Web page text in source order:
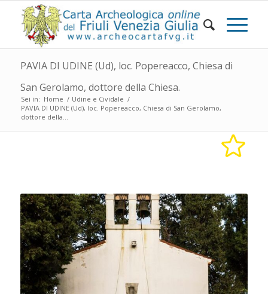
PAVIA DI UDINE (Ud), loc. Popereacco, Chiesa di
San Gerolamo, dottore della Chiesa.
Sei in: Home / Udine e Cividale /
PAVIA DI UDINE (Ud), loc. Popereacco, Chiesa di San Gerolamo,
dottore della...